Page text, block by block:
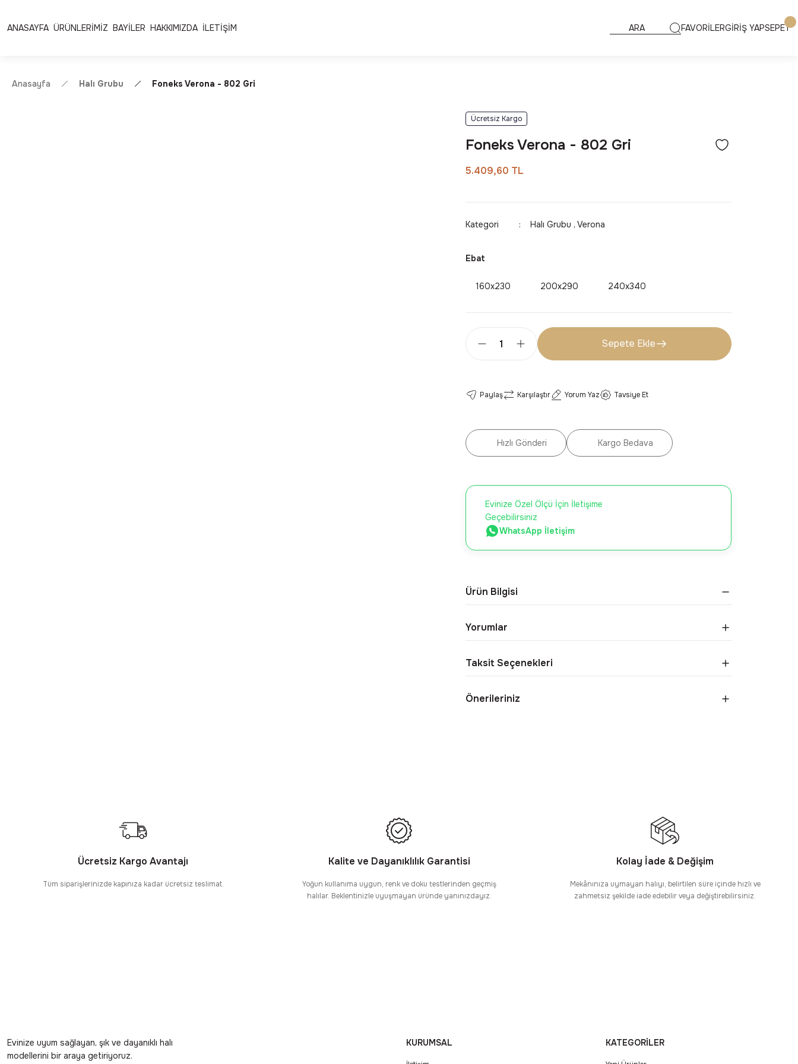
ANASAYFA ÜRÜNLERİMİZ BAYİLER HAKKIMIZDA İLETİŞİM FAVORİLERGİRİŞ YAPSEPET
Anasayfa Halı Grubu Foneks Verona - 802 Gri
Ücretsiz Kargo
Foneks Verona - 802 Gri
5.409,60 TL
Kategori Halı Grubu , Verona
Ebat
160x230 200x290 240x340
Sepete Ekle
Paylaş Karşılaştır Yorum Yaz Tavsiye Et
Hızlı Gönderi Kargo Bedava
Evinize Özel Ölçü İçin İletişime
Geçebilirsiniz
WhatsApp İletişim
Ürün Bilgisi
Yorumlar
Taksit Seçenekleri
Önerileriniz
Ücretsiz Kargo Avantajı
Tüm siparişlerinizde kapınıza kadar ücretsiz teslimat.
Kalite ve Dayanıklılık Garantisi
Yoğun kullanıma uygun, renk ve doku testlerinden geçmiş
halılar. Beklentinizle uyuşmayan üründe yanınızdayız.
Kolay İade & Değişim
Mekânınıza uymayan halıyı, belirtilen süre içinde hızlı ve
zahmetsiz şekilde iade edebilir veya değiştirebilirsiniz.
Evinize uyum sağlayan, şık ve dayanıklı halı
modellerini bir araya getiriyoruz.
KURUMSAL KATEGORİLER